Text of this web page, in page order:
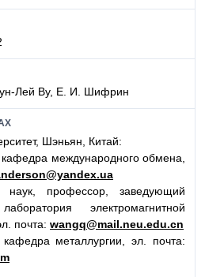
Лей Ву, Е. И. Шифрин
Шэньян, Китай:
кафедра международного обмена,
профессор, заведующий
электромагнитной
почта: wangq@mail.neu.edu.cn
металлургии, эл. почта: